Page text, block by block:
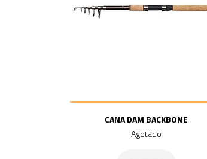
CANA DAM BACKBONE
Agotado